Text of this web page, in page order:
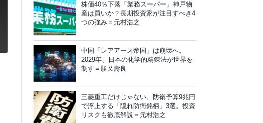
株価40％下落「業務スーパー」神戸物
産は買いか？長期投資家が注目すべき4
つの強み＝元村浩之
中国「レアアース帝国」は崩壊へ。
2029年、日本の化学的精錬法が世界を
制す＝勝又壽良
三菱重工だけじゃない、防衛予算9兆円
で浮上する「隠れ防衛銘柄」3選。投資
リスクも徹底解説＝元村浩之